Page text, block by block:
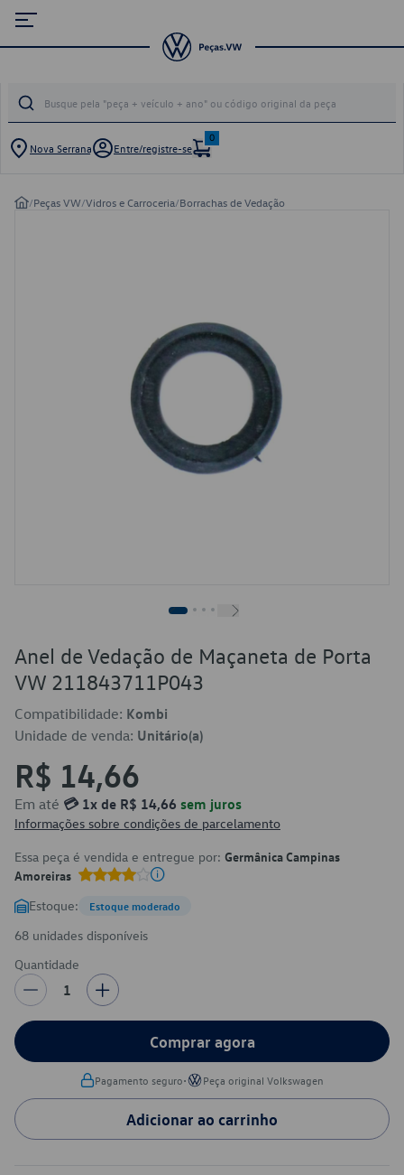
Nova Serrana Entre/registre-se
0
/Peças VW/Vidros e Carroceria/Borrachas de Vedação
Anel de Vedação de Maçaneta de Porta
VW 211843711P043
Compatibilidade: Kombi
Unidade de venda: Unitário(a)
R$ 14,66
Em até 💳 1x de R$ 14,66 sem juros
Informações sobre condições de parcelamento
Essa peça é vendida e entregue por: Germânica Campinas
Amoreiras
Estoque: Estoque moderado
68 unidades disponíveis
Quantidade
1
Comprar agora
Pagamento seguro• Peça original Volkswagen
Adicionar ao carrinho